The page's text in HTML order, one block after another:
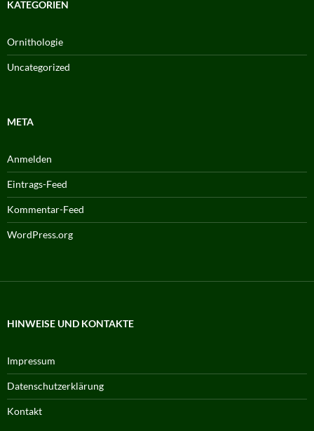
KATEGORIEN
Ornithologie
Uncategorized
META
Anmelden
Eintrags-Feed
Kommentar-Feed
WordPress.org
HINWEISE UND KONTAKTE
Impressum
Datenschutzerklärung
Kontakt